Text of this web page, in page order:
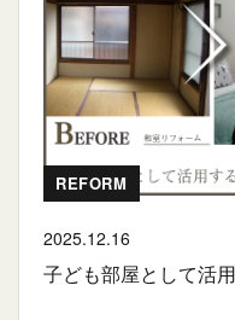
REFORM
2025.12.16
子ども部屋として活